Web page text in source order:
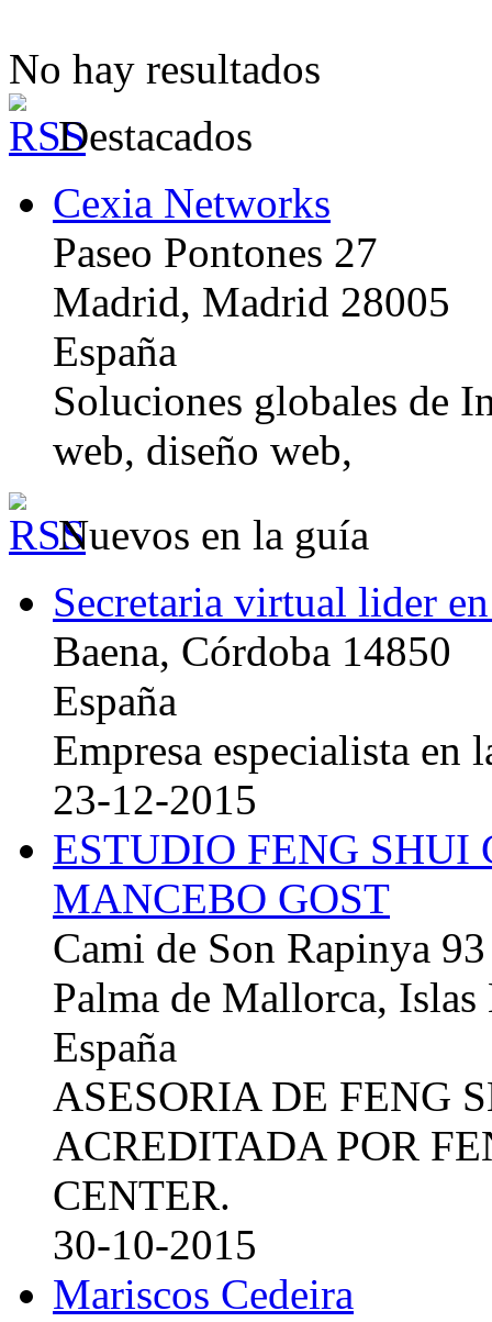
No hay resultados
Destacados
Cexia Networks
Paseo Pontones 27
Madrid, Madrid 28005
España
Soluciones globales de
web, diseño web,
Nuevos en la guía
Secretaria virtual lider
Baena, Córdoba 14850
España
Empresa especialista en
23-12-2015
ESTUDIO FENG
MANCEBO GOST
Cami de Son Rapinya 93
Palma de Mallorca, Islas
España
ASESORIA DE FENG
ACREDITADA POR
CENTER.
30-10-2015
Mariscos Cedeira